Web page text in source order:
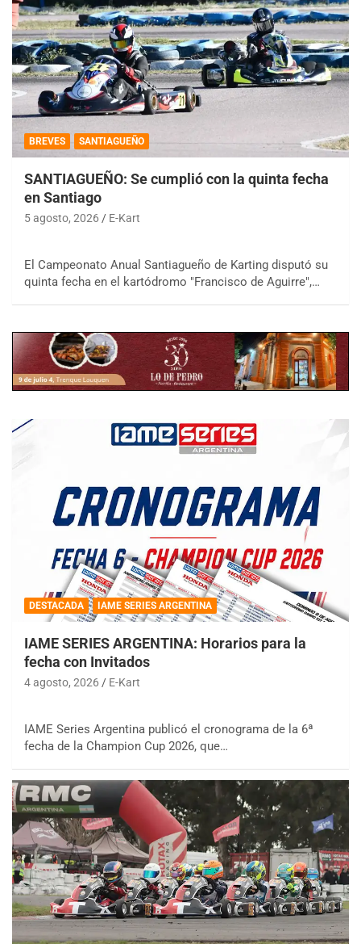
BREVES SANTIAGUEÑO
SANTIAGUEÑO: Se cumplió con la quinta fecha
en Santiago
5 agosto, 2026 E-Kart
El Campeonato Anual Santiagueño de Karting disputó su
quinta fecha en el kartódromo "Francisco de Aguirre",…
DESTACADA IAME SERIES ARGENTINA
IAME SERIES ARGENTINA: Horarios para la
fecha con Invitados
4 agosto, 2026 E-Kart
IAME Series Argentina publicó el cronograma de la 6ª
fecha de la Champion Cup 2026, que…